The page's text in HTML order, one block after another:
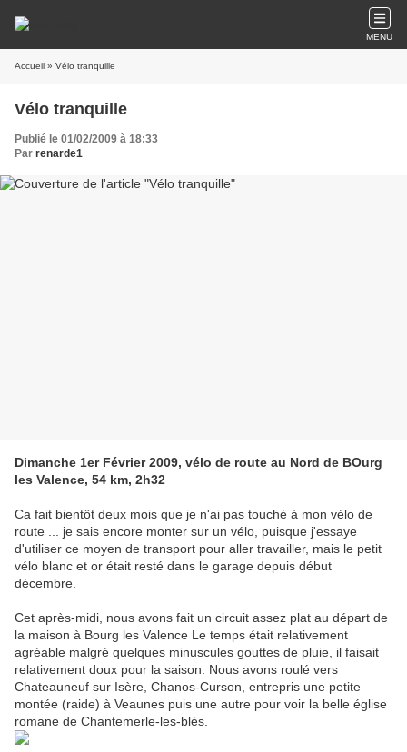
MENU
Accueil » Vélo tranquille
Vélo tranquille
Publié le 01/02/2009 à 18:33
Par renarde1
Dimanche 1er Février 2009, vélo de route au Nord de BOurg
les Valence, 54 km, 2h32
Ca fait bientôt deux mois que je n'ai pas touché à mon vélo de
route ... je sais encore monter sur un vélo, puisque j'essaye
d'utiliser ce moyen de transport pour aller travailler, mais le petit
vélo blanc et or était resté dans le garage depuis début
décembre.
Cet après-midi, nous avons fait un circuit assez plat au départ de
la maison à Bourg les Valence Le temps était relativement
agréable malgré quelques minuscules gouttes de pluie, il faisait
relativement doux pour la saison. Nous avons roulé vers
Chateauneuf sur Isère, Chanos-Curson, entrepris une petite
montée (raide) à Veaunes puis une autre pour voir la belle église
romane de Chantemerle-les-blés.